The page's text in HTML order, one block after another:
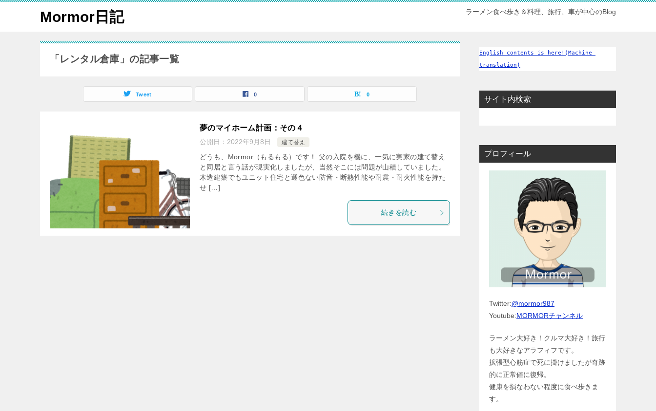
Mormor日記 ラーメン食べ歩き＆料理、旅行、車が中心のBlog
「レンタル倉庫」の記事一覧
Tweet 0 0
夢のマイホーム計画：その４
公開日： 2022年9月8日 建て替え
どうも、Mormor（もるもる）です！ 父の入院を機に、一気に実家の建て替え
と同居と言う話が現実化しましたが、当然そこには問題が山積していました。
木造建築でもユニット住宅と遜色ない防音・断熱性能や耐震・耐火性能を持た
せ […]
続きを読む
English contents is here!(Machine
translation)
サイト内検索
プロフィール
Twitter:@mormor987
Youtube:MORMORチャンネル
ラーメン大好き！クルマ大好き！旅行
も大好きなアラフィフです。
拡張型心筋症で死に掛けましたが奇跡
的に正常値に復帰。
健康を損なわない程度に食べ歩きま
す。